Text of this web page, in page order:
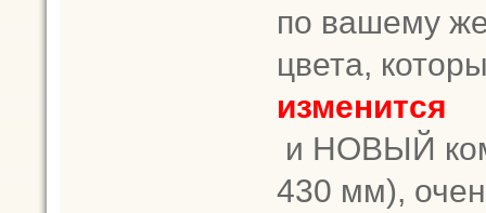
по вашему
цвета,
изменится
и НОВЫЙ
430 мм),